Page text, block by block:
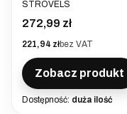
STROVELS
Cena
272,99 zł
Cena
221,94 złbez VAT
Zobacz produkt
Dostępność: duża ilość